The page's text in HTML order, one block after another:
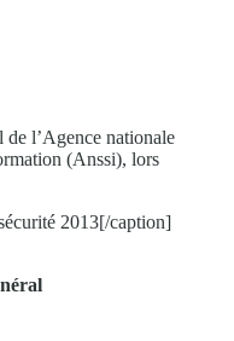
l’Agence nationale
(Anssi), lors
2013[/caption]